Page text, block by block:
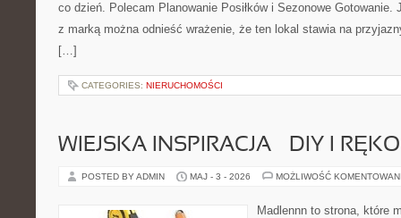
co dzień. Polecam Planowanie Posiłków i Sezonowe Gotowanie.
z marką można odnieść wrażenie, że ten lokal stawia na
[…]
CATEGORIES: NIERUCHOMOŚCI
WIEJSKA INSPIRACJA – DIY I
POSTED BY ADMIN MAJ - 3 - 2026 MOŻLIWOŚĆ
Madlennn to strona, które